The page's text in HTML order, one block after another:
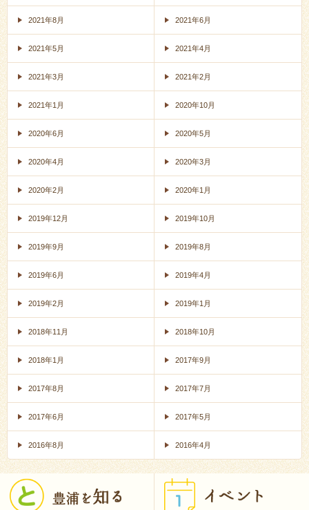
2021年8月 2021年6月
2021年5月 2021年4月
2021年3月 2021年2月
2021年1月 2020年10月
2020年6月 2020年5月
2020年4月 2020年3月
2020年2月 2020年1月
2019年12月 2019年10月
2019年9月 2019年8月
2019年6月 2019年4月
2019年2月 2019年1月
2018年11月 2018年10月
2018年1月 2017年9月
2017年8月 2017年7月
2017年6月 2017年5月
2016年8月 2016年4月